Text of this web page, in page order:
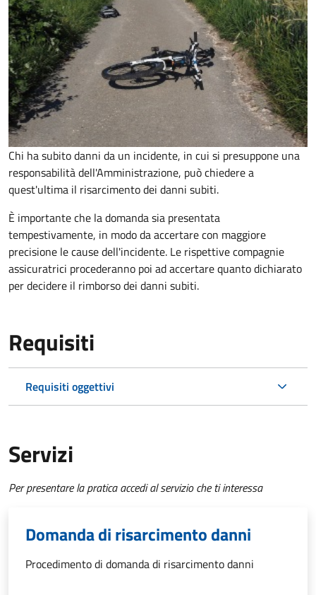
Chi ha subito danni da un incidente, in cui si presuppone una
responsabilità dell'Amministrazione, può chiedere a
quest'ultima il risarcimento dei danni subiti.
È importante che la domanda sia presentata
tempestivamente, in modo da accertare con maggiore
precisione le cause dell'incidente. Le rispettive compagnie
assicuratrici procederanno poi ad accertare quanto dichiarato
per decidere il rimborso dei danni subiti.
Requisiti
Requisiti oggettivi
Servizi
Per presentare la pratica accedi al servizio che ti interessa
Domanda di risarcimento danni
Procedimento di domanda di risarcimento danni